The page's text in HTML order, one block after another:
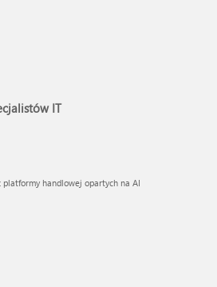
IT
handlowej opartych na AI